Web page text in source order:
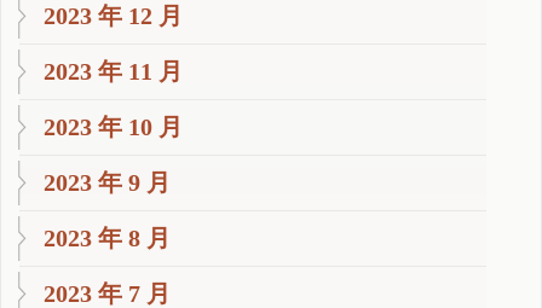
2023 年 12 月
2023 年 11 月
2023 年 10 月
2023 年 9 月
2023 年 8 月
2023 年 7 月